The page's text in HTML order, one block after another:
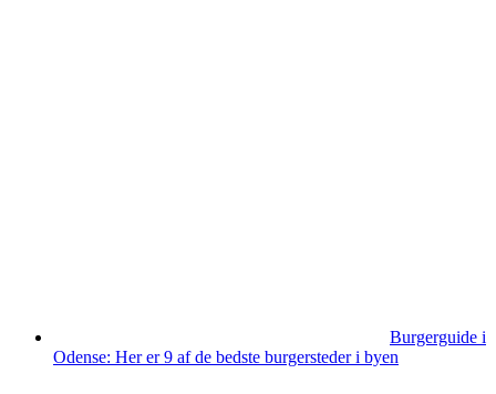
Burgerguide i
Odense: Her er 9 af de bedste burgersteder i byen